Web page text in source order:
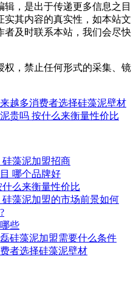
，是出于传递更多信息之目
实其内容的真实性，如本站文
者及时联系本站，我们会尽快
权，禁止任何形式的采集、镜
越多消费者选择硅藻泥壁材
贵吗 按什么来衡量性价比
藻泥加盟招商
哪个品牌好
么来衡量性价比
藻泥加盟的市场前景如何
些
硅藻泥加盟需要什么条件
者选择硅藻泥壁材